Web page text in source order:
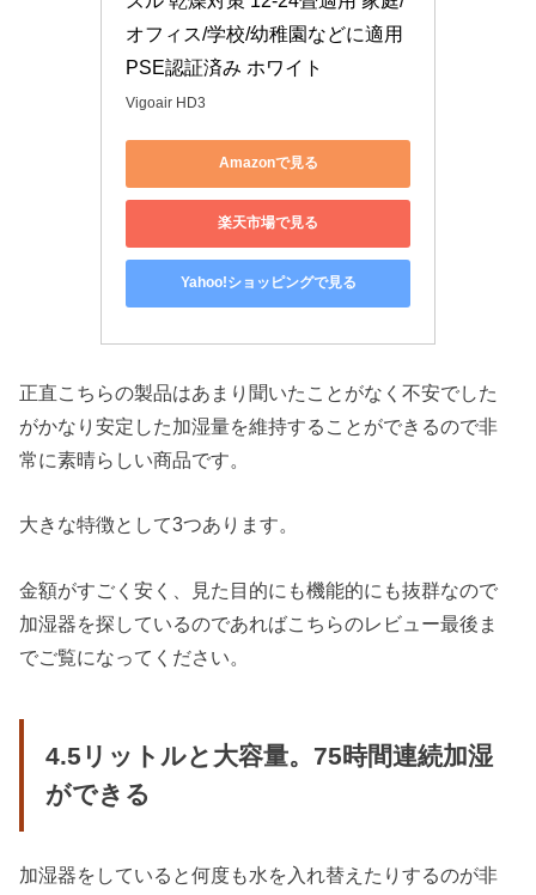
オフィス/学校/幼稚園などに適用
PSE認証済み ホワイト
Vigoair HD3
Amazonで見る
楽天市場で見る
Yahoo!ショッピングで見る
正直こちらの製品はあまり聞いたことがなく不安でした
がかなり安定した加湿量を維持することができるので非
常に素晴らしい商品です。
大きな特徴として3つあります。
金額がすごく安く、見た目的にも機能的にも抜群なので
加湿器を探しているのであればこちらのレビュー最後ま
でご覧になってください。
4.5リットルと大容量。75時間連続加湿
ができる
加湿器をしていると何度も水を入れ替えたりするのが非